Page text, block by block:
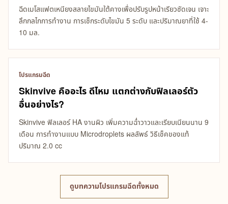
ฉีดเมโสแฟตเหนียงสลายไขมันใต้คางเพื่อปรับรูปหน้าเรียวชัดเจน เจาะ
ลึกกลไกการทำงาน การเช็กระดับไขมัน 5 ระดับ และปริมาณยาที่ใช้ 4-
10 มล.
โปรแกรมฉีด
Skinvive คืออะไร ดีไหม แตกต่างกับฟิลเลอร์ตัว
อื่นอย่างไร?
Skinvive ฟิลเลอร์ HA งานผิว เพิ่มความฉ่ำวาวและเรียบเนียนนาน 9
เดือน การทำงานแบบ Microdroplets ผลลัพธ์ วิธีเช็คของแท้
ปริมาณ 2.0 cc
ดูบทความโปรแกรมฉีดทั้งหมด